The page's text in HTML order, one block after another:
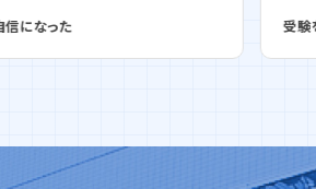
受験を意識したのは、夏になってからだ